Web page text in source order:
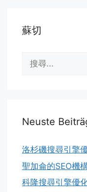
蘇切
尋:
Neuste
洛杉磯搜尋引擎
聖加侖的SEO機
科隆搜尋引擎優